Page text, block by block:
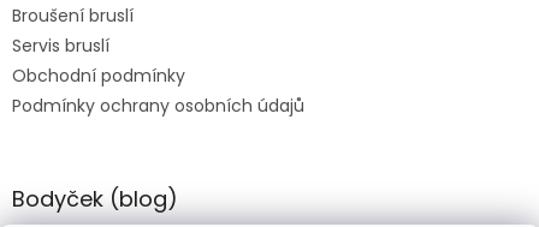
Broušení bruslí
Servis bruslí
Obchodní podmínky
Podmínky ochrany osobních údajů
Bodyček (blog)